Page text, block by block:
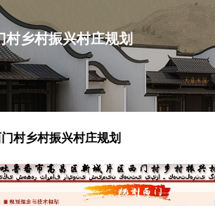
乡村振兴村庄规划
村乡村振兴村庄规划